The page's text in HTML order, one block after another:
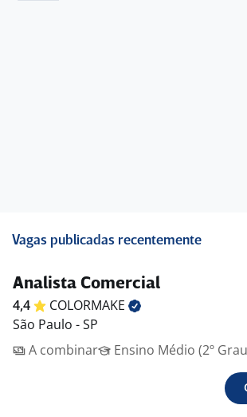
Vagas publicadas recentemente
Analista Comercial
4,4
COLORMAKE
São Paulo - SP
A combinar
Ensino Médio (2º